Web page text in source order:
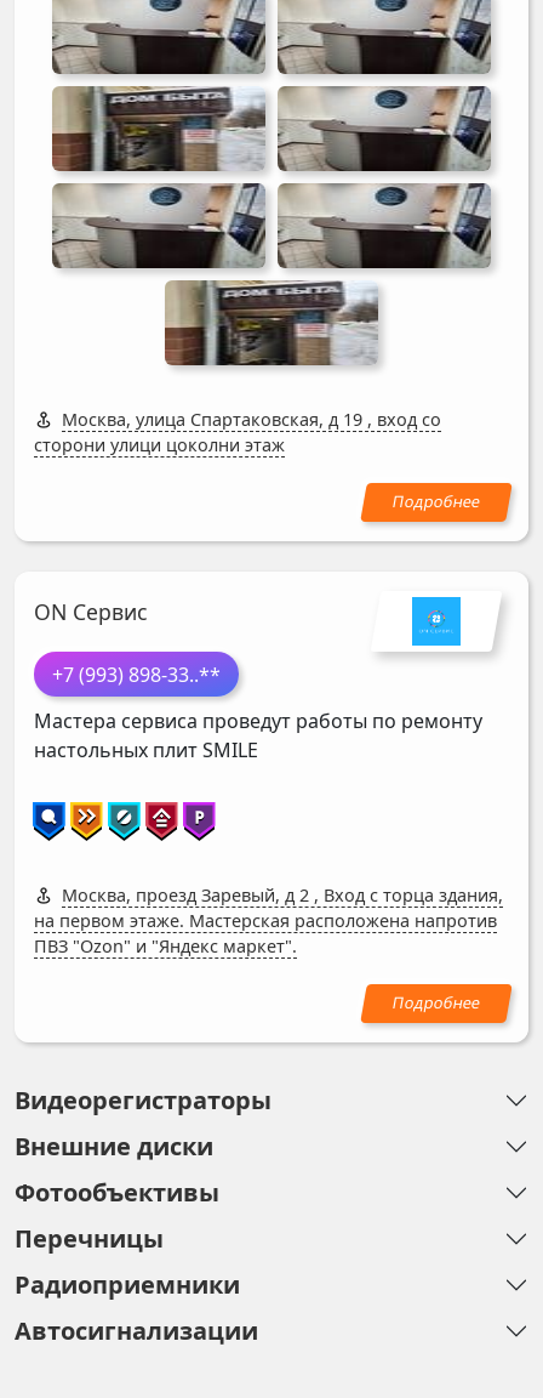
Москва, улица Спартаковская, д 19 , вход со
сторони улици цоколни этаж
ON Сервис
+7 (993) 898-33..**
Мастера сервиса проведут работы по ремонту
настольных плитSMILE
Москва, проезд Заревый, д 2 , Вход с торца здания,
на первом этаже. Мастерская расположена напротив
ПВЗ "Ozon" и "Яндекс маркет".
Видеорегистраторы
Внешние диски
Фотообъективы
Перечницы
Радиоприемники
Автосигнализации